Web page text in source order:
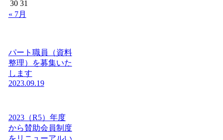
30 31
« 7月
パート職員（資料
整理）を募集いた
します
2023.09.19
2023（R5）年度
から賛助会員制度